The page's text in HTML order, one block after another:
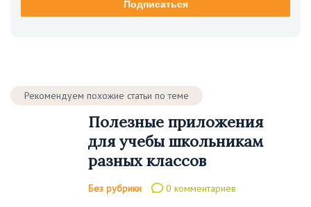
Рекомендуем похожие статьи по теме
Полезные приложения
для учебы школьникам
разных классов
Без рубрики 0 комментариев